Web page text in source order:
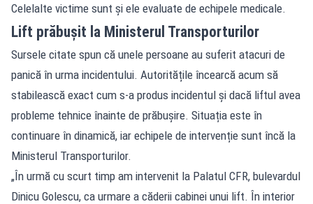
Celelalte victime sunt și ele evaluate de echipele medicale.
Lift prăbușit la Ministerul Transporturilor
Sursele citate spun că unele persoane au suferit atacuri de
panică în urma incidentului. Autoritățile încearcă acum să
stabilească exact cum s-a produs incidentul și dacă liftul avea
probleme tehnice înainte de prăbușire. Situația este în
continuare în dinamică, iar echipele de intervenție sunt încă la
Ministerul Transporturilor.
„În urmă cu scurt timp am intervenit la Palatul CFR, bulevardul
Dinicu Golescu, ca urmare a căderii cabinei unui lift. În interior